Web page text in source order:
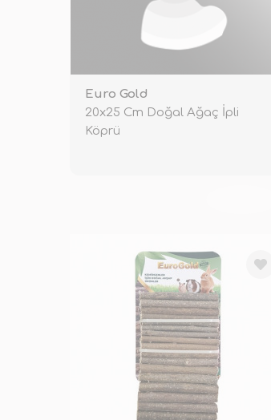
Euro Gold
20x25 Cm Doğal Ağaç İpli
Köprü